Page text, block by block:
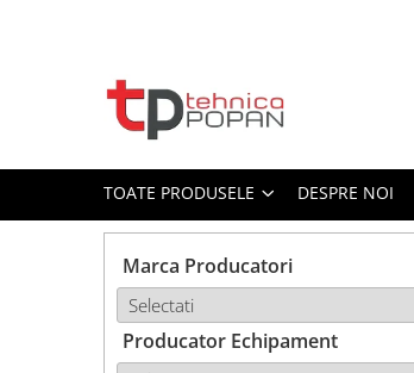
Toate Produsele
1.1. Cabina & Caroserie
1.1.2. Piese caroserie
1.1.3. Embleme & Abtibilduri
TOATE PRODUSELE DESPRE NOI
Marca Producatori
Producator Echipament